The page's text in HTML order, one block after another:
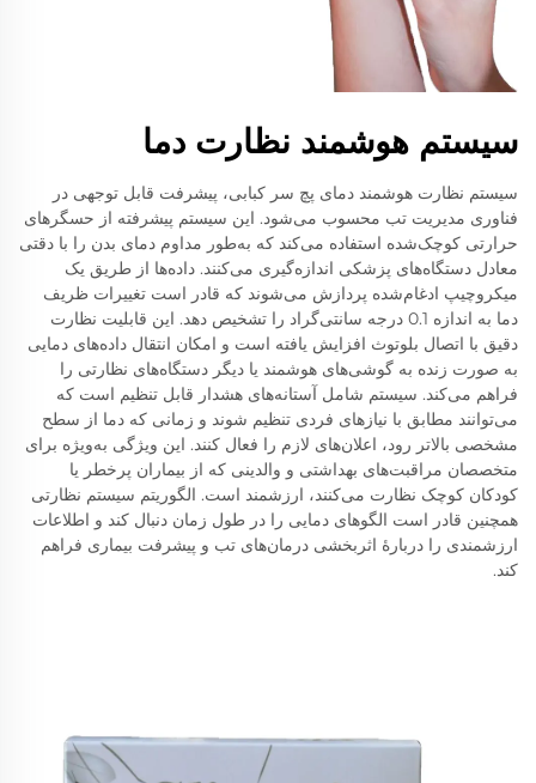
سیستم هوشمند نظارت دما
سیستم نظارت هوشمند دمای پچ سر کبابی، پیشرفت قابل توجهی در
فناوری مدیریت تب محسوب می‌شود. این سیستم پیشرفته از حسگرهای
حرارتی کوچک‌شده استفاده می‌کند که به‌طور مداوم دمای بدن را با دقتی
معادل دستگاه‌های پزشکی اندازه‌گیری می‌کنند. داده‌ها از طریق یک
میکروچیپ ادغام‌شده پردازش می‌شوند که قادر است تغییرات ظریف
دما به اندازه 0.1 درجه سانتی‌گراد را تشخیص دهد. این قابلیت نظارت
دقیق با اتصال بلوتوث افزایش یافته است و امکان انتقال داده‌های دمایی
به صورت زنده به گوشی‌های هوشمند یا دیگر دستگاه‌های نظارتی را
فراهم می‌کند. سیستم شامل آستانه‌های هشدار قابل تنظیم است که
می‌توانند مطابق با نیازهای فردی تنظیم شوند و زمانی که دما از سطح
مشخصی بالاتر رود، اعلان‌های لازم را فعال کنند. این ویژگی به‌ویژه برای
متخصصان مراقبت‌های بهداشتی و والدینی که از بیماران پرخطر یا
کودکان کوچک نظارت می‌کنند، ارزشمند است. الگوریتم سیستم نظارتی
همچنین قادر است الگوهای دمایی را در طول زمان دنبال کند و اطلاعات
ارزشمندی را دربارهٔ اثربخشی درمان‌های تب و پیشرفت بیماری فراهم
کند.